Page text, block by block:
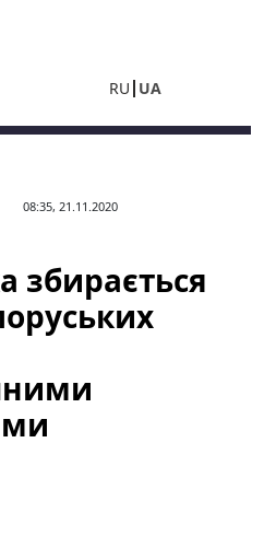
RU UA
08:35, 21.11.2020
збирається